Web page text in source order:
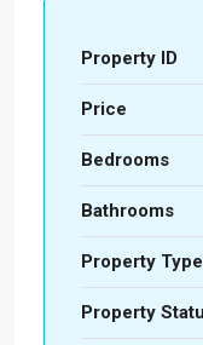
Property ID
Price
Bedrooms
Bathrooms
Property Type
Property